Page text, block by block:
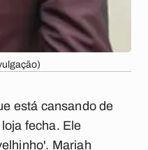
está cansando de
fecha. Ele
Mariah